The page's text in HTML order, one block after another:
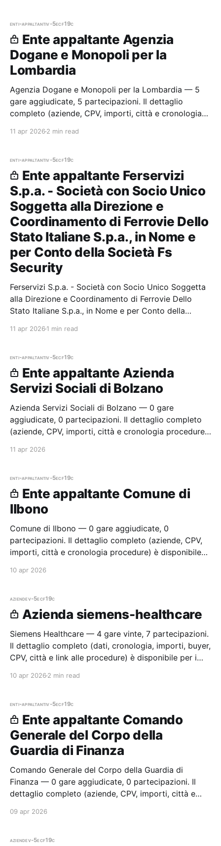
enti-appaltantiv-5ecf19c
Ente appaltante Agenzia
Dogane e Monopoli per la
Lombardia
Agenzia Dogane e Monopoli per la Lombardia — 5
gare aggiudicate, 5 partecipazioni. Il dettaglio
completo (aziende, CPV, importi, città e cronologia
11 apr 2026 2 min read
enti-appaltantiv-5ecf19c
Ente appaltante Ferservizi
S.p.a. - Società con Socio Unico
Soggetta alla Direzione e
Coordinamento di Ferrovie Dello
Stato Italiane S.p.a., in Nome e
per Conto della Società Fs
Security
Ferservizi S.p.a. - Società con Socio Unico Soggetta
alla Direzione e Coordinamento di Ferrovie Dello
Stato Italiane S.p.a., in Nome e per Conto della
partecipazioni. Il dettag
11 apr 2026 1 min read
enti-appaltantiv-5ecf19c
Ente appaltante Azienda
Servizi Sociali di Bolzano
Azienda Servizi Sociali di Bolzano — 0 gare
aggiudicate, 0 partecipazioni. Il dettaglio completo
(aziende, CPV, importi, città e cronologia procedure)
11 apr 2026
enti-appaltantiv-5ecf19c
Ente appaltante Comune di
Ilbono
Comune di Ilbono — 0 gare aggiudicate, 0
partecipazioni. Il dettaglio completo (aziende, CPV,
importi, città e cronologia procedure) è disponibile
10 apr 2026
aziendev-5ecf19c
Azienda siemens-healthcare
Siemens Healthcare — 4 gare vinte, 7 partecipazioni.
Il dettaglio completo (dati, cronologia, importi, buyer,
CPV, città e link alle procedure) è disponibile per i
10 apr 2026 2 min read
enti-appaltantiv-5ecf19c
Ente appaltante Comando
Generale del Corpo della
Guardia di Finanza
Comando Generale del Corpo della Guardia di
Finanza — 0 gare aggiudicate, 0 partecipazioni. Il
dettaglio completo (aziende, CPV, importi, città e
Radar.
09 apr 2026
aziendev-5ecf19c